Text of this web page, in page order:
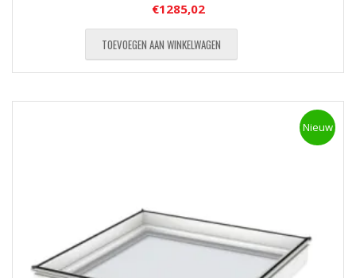
€1285,02
TOEVOEGEN AAN WINKELWAGEN
Nieuw